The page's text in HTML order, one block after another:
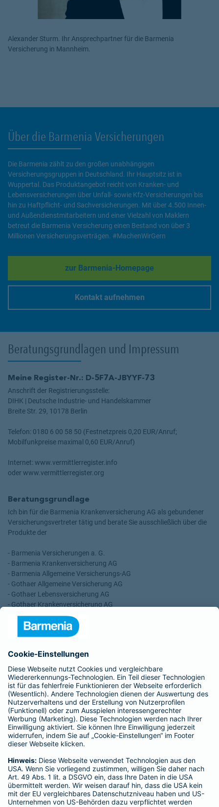
Alexander Sturm. Ihr Ansprechpartner für die Barmenia
Versicherung in Mannheim.
Über die Barmenia Versicherungen
Die Barmenia zählt zu den großen unabhängigen
Versicherungsgruppen in Deutschland. Ihr Hauptsitz ist in
Wuppertal. Das Produktangebot reicht von Kranken- und
Lebensversicherungen über Unfall- sowie Kfz-Versicherungen bis
hin zu Haftpflicht- und Sachversicherungen. Mit über 4.500 Innen-
und Außendienstmitarbeitern und einer Vielzahl von Maklern
betreut die Barmenia Versicherung einen Bestand von über 3
Millionen Versicherungsverträgen. #MachenWirGern
zur Barmenia-Homepage
Link Opens in New Tab
Kontakt aufnehmen
Beratungsgrundlagen und Impressum
Meine Register-Nr.: D-5F7A-JBYYF-73
Anschrift der Registrierungsstelle:
DIHK | Deutsche Industrie- und Handelskammer
Breite Str. 29, 10178 Berlin
Telefon: 0180 6 00 58 50 (Festnetzpreis 0,20 EUR/Anruf;
Mobilfunkpreise maximal 0,60 EUR/Anruf)
Internet: www.vermittlerregister.info
oder www.vermittlerregister.org
Beratungsgrundlage
Ich bin für die Barmenia Krankenversicherung AG als gebundener
Versicherungsvertreter tätig und berate Sie ausschließlich über die
Produkte der
- Barmenia Versicherungen a. G.
- Barmenia Krankenversicherung AG
- Barmenia Allgemeine Versicherungs-AG
- Gothaer Allgemeine Versicherung AG
- Gothaer Lebensversicherung AG
- Gothaer Krankenversicherung AG
- ROLAND Rechtsschutz-Versicherungs-AG
- ROLAND Schutzbrief-Versicherung AG
Vergütungen, die in der zu entrichtenden Versicherungsprämie
enthalten sind.
Schlichtungsstellen
Für Lebens- und Sachversicherungen:
Verein Versicherungsombudsmann eV,
Postfach 080632, 10006 Berlin
Für private Krankenversicherungen:
Ombudsmann für private Kranken- / Pflege-Versicherungen,
Postfach 060222, 10052 Berlin
Impressum